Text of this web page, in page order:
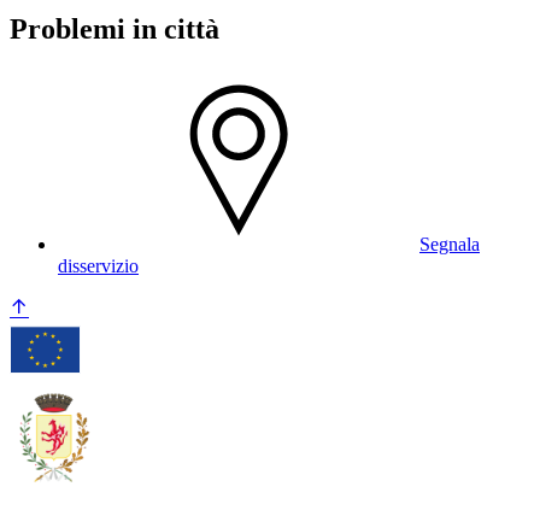
Problemi in città
Segnala
disservizio